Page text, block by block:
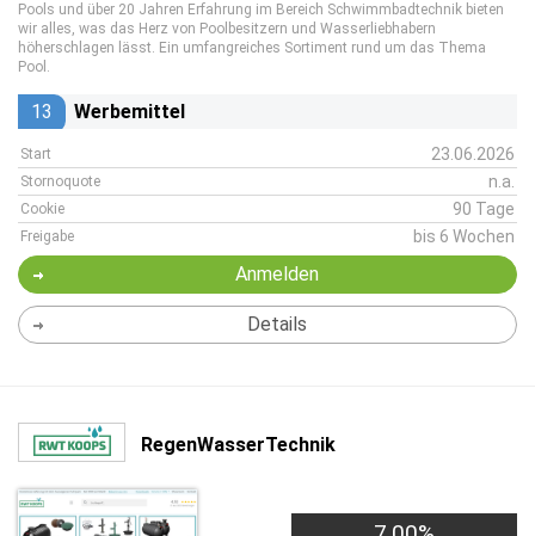
Pools und über 20 Jahren Erfahrung im Bereich Schwimmbadtechnik bieten
wir alles, was das Herz von Poolbesitzern und Wasserliebhabern
höherschlagen lässt. Ein umfangreiches Sortiment rund um das Thema
Pool.
13 Werbemittel
Start 23.06.2026
Stornoquote n.a.
Cookie 90 Tage
Freigabe bis 6 Wochen
Anmelden
Details
RegenWasserTechnik